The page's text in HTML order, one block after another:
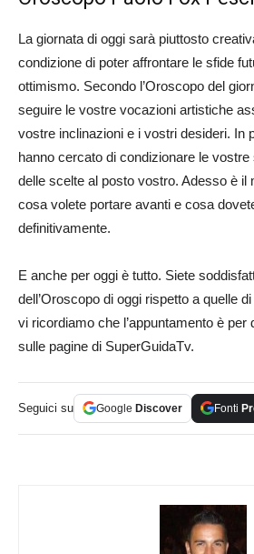
La giornata di oggi sarà piuttosto
condizione di poter affrontare le sfide
ottimismo. Secondo l’Oroscopo del
seguire le vostre vocazioni artistiche
vostre inclinazioni e i vostri desideri. In
hanno cercato di condizionare le
delle scelte al posto vostro. Adesso è il
cosa volete portare avanti e cosa
definitivamente.
E anche per oggi è tutto. Siete
dell’Oroscopo di oggi rispetto a quelle
vi ricordiamo che l’appuntamento è
sulle pagine di SuperGuidaTv.
Seguici su Google Discover Fonti